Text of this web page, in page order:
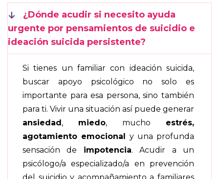
¿Dónde acudir si necesito ayuda
urgente por pensamientos de suicidio e
ideación suicida persistente?
Si tienes un familiar con ideación suicida,
buscar apoyo psicológico no solo es
importante para esa persona, sino también
para ti. Vivir una situación así puede generar
ansiedad, miedo, mucho estrés,
agotamiento emocional y una profunda
sensación de impotencia. Acudir a un
psicólogo/a especializado/a en prevención
del suicidio y acompañamiento a familiares